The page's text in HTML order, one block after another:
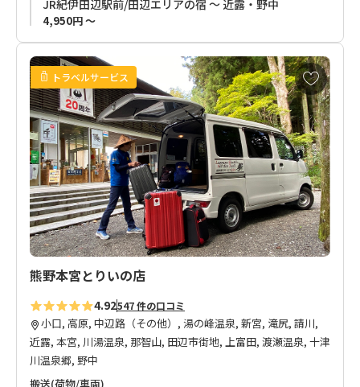
縁Joy Unsoへのお荷物依頼可能個数は最大15個まで可能です。
JR紀伊田辺駅前/田辺エリアの宿 ～ 近露・野中
4,950円 ～
トラベルサービス
お
気
に
入
り
に
追
加
熊野本宮とりいの店
4.92547 件の口コミ
小口, 高原, 中辺路（その他）, 湯の峰温泉, 新宮, 滝尻, 請川,
近露, 本宮, 川湯温泉, 那智山, 田辺市街地, 上富田, 渡瀬温泉, 十津
川温泉郷, 野中
搬送(荷物/車両)